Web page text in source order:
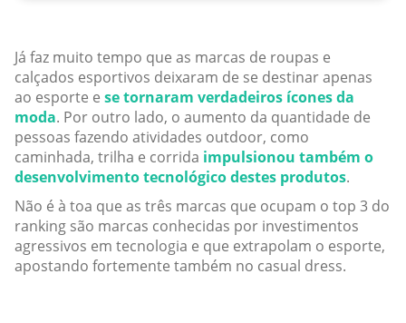
Já faz muito tempo que as marcas de roupas e
calçados esportivos deixaram de se destinar apenas
ao esporte e se tornaram verdadeiros ícones da
moda. Por outro lado, o aumento da quantidade de
pessoas fazendo atividades outdoor, como
caminhada, trilha e corrida impulsionou também o
desenvolvimento tecnológico destes produtos.
Não é à toa que as três marcas que ocupam o top 3 do
ranking são marcas conhecidas por investimentos
agressivos em tecnologia e que extrapolam o esporte,
apostando fortemente também no casual dress.